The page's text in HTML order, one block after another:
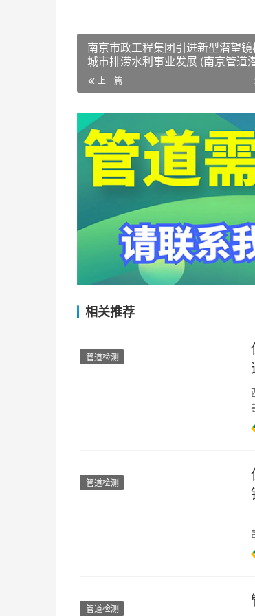
南京市政工程集团引进新型潜望
城市排涝水利事业发展 (南京管道
上一篇
相关推荐
管道检测
管道检测
管道检测